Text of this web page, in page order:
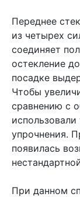
Переднее
из четырех
соединяет
остекление
посадке
Чтобы
сравнению с
упрочнения.
появилась
При данном